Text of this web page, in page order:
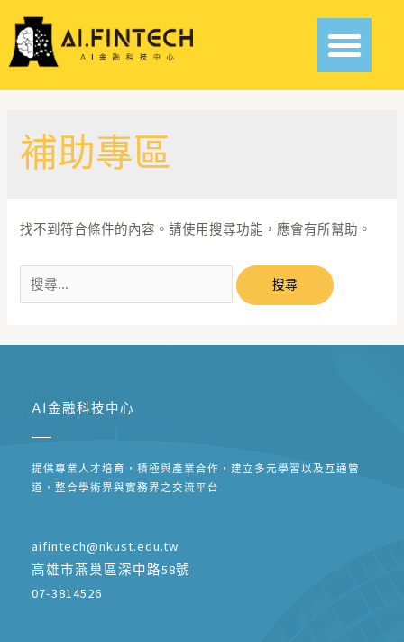
補助專區
找不到符合條件的內容。請使用搜尋功能，應會有所幫助。
AI金融科技中心
提供專業人才培育，積極與產業合作，建立多元學習以及互通管
道，整合學術界與實務界之交流平台
aifintech@nkust.edu.tw
高雄市燕巢區深中路58號
07-3814526